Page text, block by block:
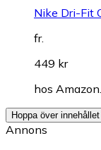
Nike Dri-Fit
fr.
449 kr
hos
Hoppa över innehållet
Annons